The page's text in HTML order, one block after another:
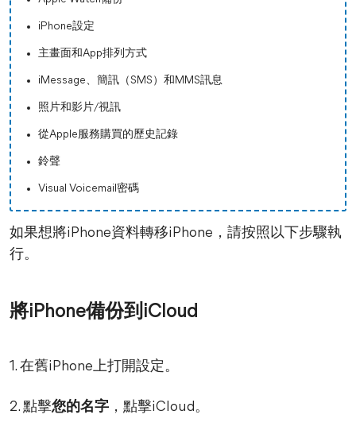
iPhone設定
主畫面和App排列方式
iMessage、簡訊（SMS）和MMS訊息
照片和影片/視訊
從Apple服務購買的歷史記錄
鈴聲
Visual Voicemail密碼
如果想將iPhone資料轉移iPhone，請按照以下步驟執
行。
將iPhone備份到iCloud
1. 在舊iPhone上打開設定。
2. 點擊您的名字 ，點擊iCloud。